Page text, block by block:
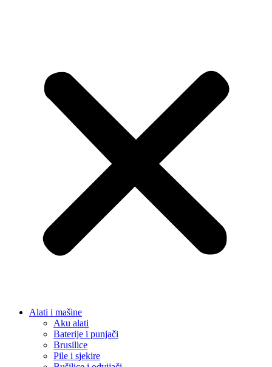
Alati i mašine
Aku alati
Baterije i punjači
Brusilice
Pile i sjekire